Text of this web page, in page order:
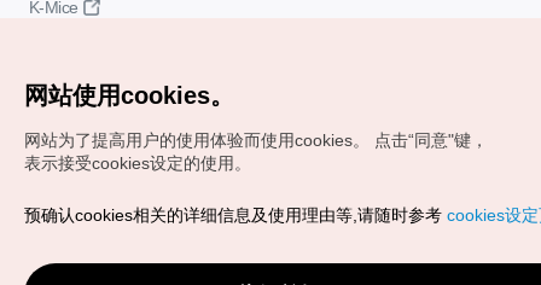
K-Mice
Copyrights (c) 韩国旅游发展局版权所有
VISITKOREA官方邮箱
网站使用cookies。
网站为了提高用户的使用体验而使用cookies。
点击“同意"键，
表示接受cookies设定的使用。
预确认cookies相关的详细信息及使用理由等,请随时参考 cookies设